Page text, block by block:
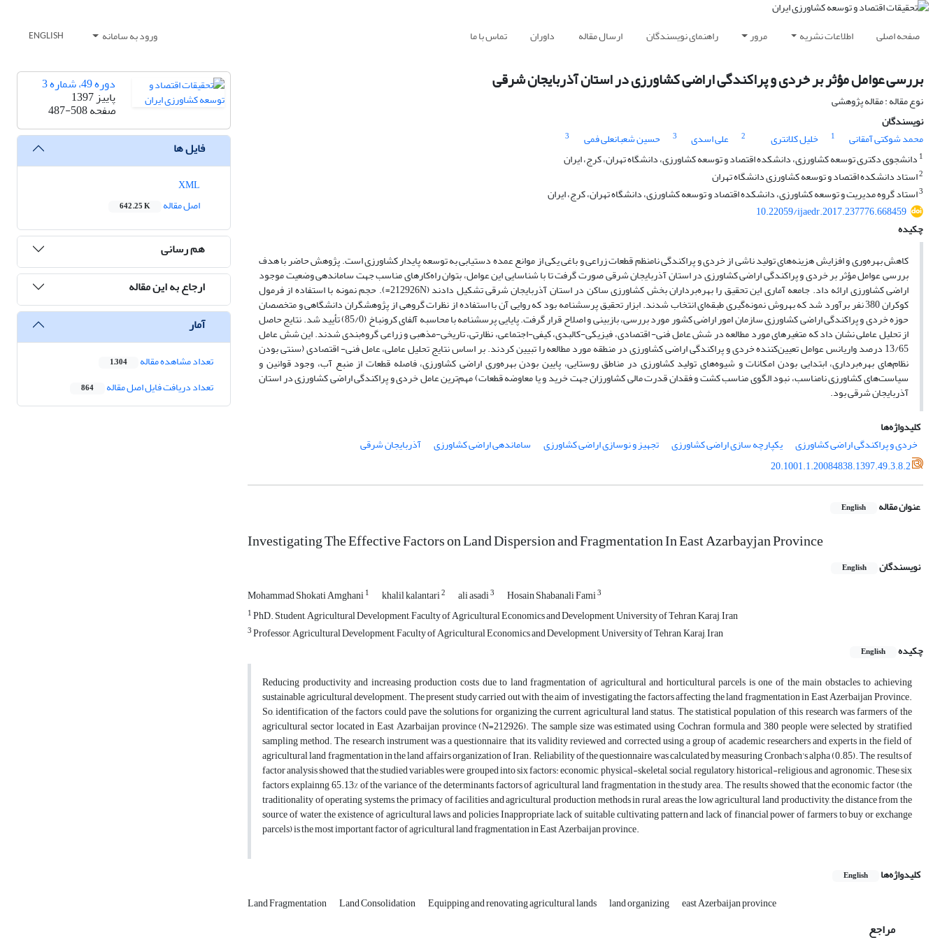
صفحه اصلی اطلاعات نشریه مرور راهنمای نویسندگان ارسال مقاله داوران تماس با ما ورود به سامانه ENGLISH
بررسی عوامل مؤثر بر خردی و پراکندگی اراضی کشاورزی در استان آذربایجان شرقی
نوع مقاله : مقاله پژوهشی
نویسندگان
محمد شوکتی آمقانی
1 خلیل کلانتری 2 علی اسدی 3 حسین شعبانعلی فمی
3
1 دانشجوی دکتری توسعه کشاورزی، دانشکده اقتصاد و توسعه کشاورزی، دانشگاه تهران، کرج، ایران
2استاد دانشکده اقتصاد و توسعه کشاورزی دانشگاه تهران
3استاد گروه مدیریت و توسعه کشاورزی، دانشکده اقتصاد و توسعه کشاورزی، دانشگاه تهران، کرج، ایران
10.22059/ijaedr.2017.237776.668459
چکیده
کاهش بهره‌وری و افزایش هزینه‌های تولید ناشی از خردی و پراکندگی نامنظم قطعات زراعی و باغی یکی از موانع عمده دستیابی به توسعه پایدار کشاورزی است. پژوهش حاضر با هدف
بررسی عوامل مؤثر بر خردی و پراکندگی اراضی کشاورزی در استان آذربایجان شرقی صورت گرفت تا با شناسایی این عوامل، بتوان راه‌کارهای مناسب جهت ساماندهی وضعیت موجود
اراضی کشاورزی ارائه داد. جامعه آماری این تحقیق را بهره‌برداران بخش کشاورزی ساکن در استان آذربایجان شرقی تشکیل دادند (212926N=). حجم نمونه با استفاده از فرمول
کوکران 380 نفر برآورد شد که به­روش نمونه‌گیری طبقه‌ای انتخاب شدند. ابزار تحقیق پرسشنامه بود که روایی آن با استفاده از نظرات گروهی از پژوهشگران دانشگاهی و متخصصان
حوزه خردی و پراکندگی اراضی کشاورزی سازمان امور اراضی کشور مورد بررسی، بازبینی و اصلاح قرار گرفت. پایایی پرسشنامه با محاسبه آلفای کرونباخ (85/0) تأیید شد. نتایج حاصل
از تحلیل عاملی نشان داد که متغیرهای مورد مطالعه در شش عامل فنی- اقتصادی، فیزیکی-کالبدی، کیفی-اجتماعی، نظارتی، تاریخی-مذهبی و زراعی گروه‌بندی شدند. این شش عامل
13/65 درصد واریانس عوامل تعیین‌کننده خردی و پراکندگی اراضی کشاورزی در منطقه مورد مطالعه را تبیین کردند. بر اساس نتایج تحلیل عاملی، عامل فنی- اقتصادی (سنتی بودن
نظام‌های بهره‌برداری، ابتدایی بودن امکانات و شیوه‌های تولید کشاورزی در مناطق روستایی، پایین بودن بهره‌وری اراضی کشاورزی، فاصله قطعات از منبع آب، وجود قوانین و
سیاست‌های کشاورزی نامناسب، نبود الگوی مناسب کشت و فقدان قدرت مالی کشاورزان جهت خرید و یا معاوضه قطعات) مهم‌ترین عامل خردی و پراکندگی اراضی کشاورزی در استان
آذربایجان شرقی بود.
کلیدواژه‌ها
خردی و پراکندگی اراضی کشاورزی
یکپارچه‏ سازی اراضی کشاورزی تجهیز و نوسازی اراضی کشاورزی ساماندهی اراضی کشاورزی
آذربایجان شرقی
20.1001.1.20084838.1397.49.3.8.2
عنوان مقاله English
Investigating The Effective Factors on Land Dispersion and Fragmentation In East Azarbayjan Province
نویسندگان English
Mohammad Shokati Amghani1 khalil kalantari2 ali asadi3 Hosain Shabanali Fami3
1PhD. Student, Agricultural Development, Faculty of Agricultural Economics and Development, University of Tehran, Karaj, Iran
3Professor, Agricultural Development, Faculty of Agricultural Economics and Development, University of Tehran, Karaj, Iran
چکیده
English
Reducing productivity and increasing production costs due to land fragmentation of agricultural and horticultural parcels is one of the main obstacles to achieving
sustainable agricultural development. The present study carried out with the aim of investigating the factors affecting the land fragmentation in East Azerbaijan Province.
So, identification of the factors could pave the solutions for organizing the current agricultural land status. The statistical population of this research was farmers of the
agricultural sector located in East Azarbaijan province (N=212926). The sample size was estimated using Cochran formula and 380 people were selected by stratified
sampling method. The research instrument was a questionnaire, that its validity reviewed and corrected using a group of academic researchers and experts in the field of
agricultural land fragmentation in the land affairs organization of Iran. Reliability of the questionnaire was calculated by measuring Cronbach's alpha (0.85). The results of
factor analysis showed that the studied variables were grouped into six factors: economic, physical-skeletal, social, regulatory, historical-religious, and agronomic. These six
factors explainng 65.13% of the variance of the determinants factors of agricultural land fragmentation in the study area. The results showed that the economic factor (the
traditionality of operating systems, the primacy of facilities and agricultural production methods in rural areas, the low agricultural land productivity, the distance from the
source of water, the existence of agricultural laws and policies Inappropriate, lack of suitable cultivating pattern and lack of financial power of farmers to buy or exchange
parcels) is the most important factor of agricultural land fragmentation in East Azerbaijan province.
کلیدواژه‌ها English
Land Fragmentation Land Consolidation Equipping and renovating agricultural lands land organizing east Azerbaijan province
مراجع
دوره 49، شماره 3
پاییز 1397
صفحه487-508
فایل ها
اصل مقاله
642.25 K
هم رسانی
ارجاع به این مقاله
آمار
تعداد مشاهده مقاله 1,304
تعداد دریافت فایل اصل مقاله 864